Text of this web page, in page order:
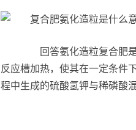
回答氨化造粒复合肥是
反应槽加热，使其在一定条件
程中生成的硫酸氢钾与稀磷酸